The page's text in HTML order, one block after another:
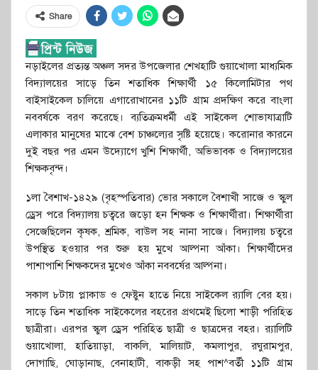
Share
নড়াইলের প্রত্যন্ত অঞ্চল সদর উপজেলার শেখহাটি গুয়াখোলা মাধ্যমিক
বিদ্যালয়ের সাড়ে তিন শতাধিক শিক্ষার্থী ১৫ কিলোমিটার পথ
বাইসাইকেল চালিয়ে এগারোখানের ১১টি গ্রাম প্রদক্ষিণ করে বাংলা
নববর্ষকে বরণ করেছে। ব্যতিক্রমধর্মী এই সাইকেল শোভাযাত্রাটি
এলাকার মানুষের মাঝে বেশ চাঞ্চল্যের সৃষ্টি হয়েছে। করোনার কারনে
দুই বছর পর এমন উদ্যোগে খুশি শিক্ষার্থী, অভিভাবক ও বিদ্যালয়ের
শিক্ষকবৃন্দ।
১লা বৈশাখ-১৪২৯ (বৃহস্পতিবার) ভোর সকালে বৈশাখী সাজে ও স্কুল
ড্রেস পরে বিদ্যালয় চত্বরে জড়ো হন শিক্ষক ও শিক্ষার্থীরা। শিক্ষার্থীরা
সেজেছিলেন কৃষক, শ্রমিক, বাউল সহ নানা সাজে। বিদ্যালয় চত্বরে
উপস্থিত হওয়ার পর শুরু হয় মুখে আল্পনা আঁকা। শিক্ষার্থীদের
পাশাপাশি শিক্ষকদের মুখেও আঁকা নববর্ষের আল্পনা।
সকাল ৮টায় প্লাকাড ও ফেষ্টুন হাতে নিয়ে সাইকেল র‌্যালি বের হয়।
সাড়ে তিন শতাধিক সাইকেলের বহরের প্রথমেই ছিলো শাড়ী পরিহিত
ছাত্রীরা। এরপর স্কুল ড্রেস পরিহিত ছাত্রী ও ছাত্রদের বহর। র‌্যালিটি
গুয়াখোলা, হাতিয়াড়া, বাকলি, মালিয়াট, কমলাপুর, রঘুরামপুর,
দোগাছি, ঘোড়ানাছ, বেনাহাটী, বাকড়ী সহ পাশ^বর্তী ১১টি গ্রাম